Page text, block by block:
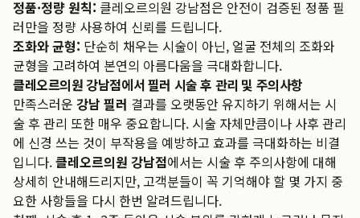
정품·정량 원칙: 클레오르의원 강남점은 안전이 검증된 정품 필
러만을 정량 사용하여 신뢰를 드립니다.
조화와 균형: 단순히 채우는 시술이 아닌, 얼굴 전체의 조화와
균형을 고려하여 본연의 아름다움을 극대화합니다.
클레오르의원 강남점에서 필러 시술 후 관리 및 주의사항
만족스러운 강남 필러 결과를 오랫동안 유지하기 위해서는 시
술 후 관리 또한 매우 중요합니다. 시술 자체만큼이나 사후 관리
에 신경 쓰는 것이 부작용을 예방하고 효과를 극대화하는 비결
입니다.클레오르의원 강남점에서는 시술 후 주의사항에 대해
상세히 안내해드리지만, 고객분들이 꼭 기억해야 할 몇 가지 중
요한 사항들을 다시 한번 알려드립니다.